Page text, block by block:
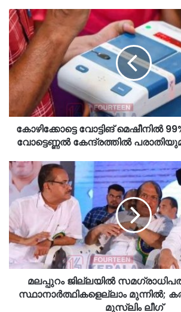
കോഴിക്കോട്ടെ വോട്ടിങ് മെഷീനിൽ
വോട്ടെണ്ണൽ കേന്ദ്രത്തിൽ
മലപ്പുറം ജില്ലയില്‍
സ്ഥാനാര്‍ത്ഥികളെല്ലാം മുന്നിൽ;
മുസ്ലിം ലീഗ്